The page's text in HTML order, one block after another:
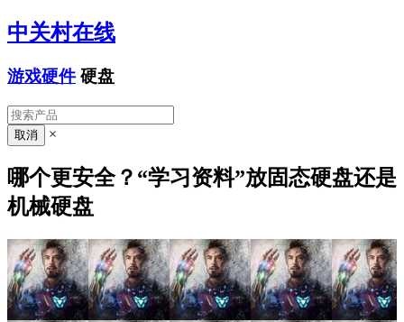
中关村在线
游戏硬件 硬盘
×
哪个更安全？“学习资料”放固态硬盘还是
机械硬盘